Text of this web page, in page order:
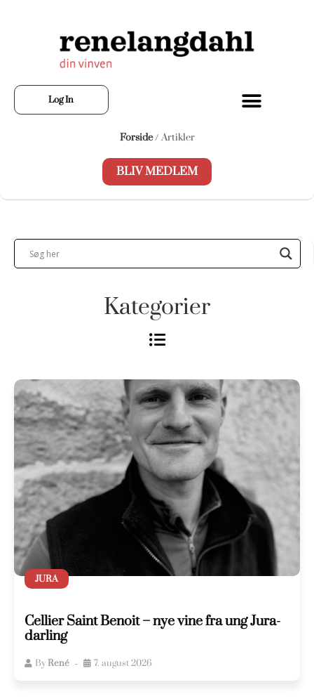
Log In
Forside/ Artikler
BLIV MEDLEM
Kategorier
JURA
Cellier Saint Benoit – nye vine fra ung Jura-
darling
ByRené 7. august 2026